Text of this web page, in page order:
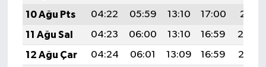
10 Ağu Pts
04:22 05:59 13:10 17:00
20:11
11 Ağu Sal
04:23 06:00 13:10 16:59
20:09
12 Ağu Çar
04:24 06:01 13:09 16:59
20:08